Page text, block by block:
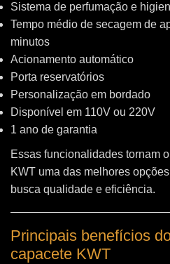
Sistema de perfumação e
Tempo médio de secagem de
minutos
Acionamento automático
Porta reservatórios
Personalização em bordado
Disponível em 110V ou 220V
1 ano de garantia
Essas funcionalidades tornam
KWT uma das melhores
busca qualidade e eficiência.
Principais benefícios
capacete KWT